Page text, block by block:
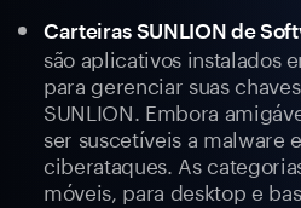
Carteiras SUNLION de
são aplicativos instalados
para gerenciar suas
SUNLION. Embora
ser suscetíveis a malware
ciberataques. As
móveis, para desktop e